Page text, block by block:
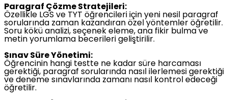
Paragraf Çözme Stratejileri:
Özellikle LGS ve TYT öğrencileri için yeni nesil paragraf
sorularında zaman kazandıran özel yöntemler öğretilir.
Soru kökü analizi, seçenek eleme, ana fikir bulma ve
metin yorumlama becerileri geliştirilir.
Sınav Süre Yönetimi:
Öğrencinin hangi testte ne kadar süre harcaması
gerektiği, paragraf sorularında nasıl ilerlemesi gerektiği
ve deneme sınavlarında zamanı nasıl kontrol edeceği
öğretilir.